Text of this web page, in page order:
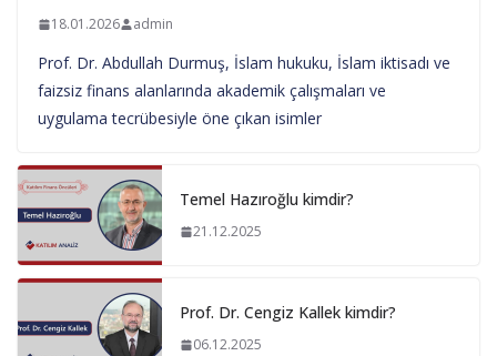
18.01.2026 admin
Prof. Dr. Abdullah Durmuş, İslam hukuku, İslam iktisadı ve
faizsiz finans alanlarında akademik çalışmaları ve
uygulama tecrübesiyle öne çıkan isimler
Temel Hazıroğlu kimdir?
21.12.2025
Prof. Dr. Cengiz Kallek kimdir?
06.12.2025